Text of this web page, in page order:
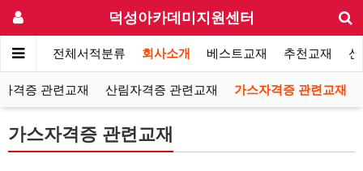
덕성아카데미지원센터
전체서적분류 회사소개 베스트교재 추천교재
격증 관련교재 산림자격증 관련교재 가스자격증 관련교재
가스자격증 관련교재